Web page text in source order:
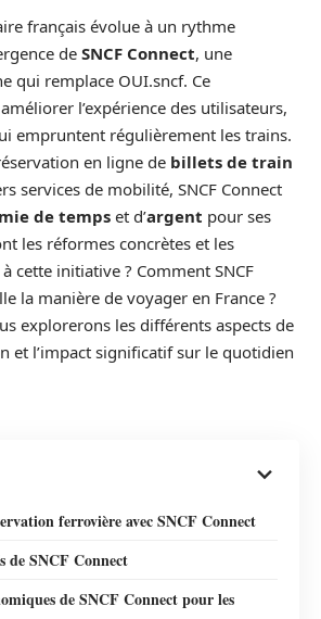
français évolue à un rythme
de SNCF Connect, une
qui remplace OUI.sncf. Ce
l’expérience des utilisateurs,
empruntent régulièrement les trains.
en ligne de billets de train
services de mobilité, SNCF Connect
de temps et d’argent pour ses
les réformes concrètes et les
cette initiative ? Comment SNCF
la manière de voyager en France ?
explorerons les différents aspects de
et l’impact significatif sur le quotidien
ferrovière avec SNCF Connect
de SNCF Connect
de SNCF Connect pour les